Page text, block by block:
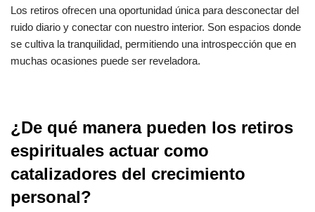
Los retiros ofrecen una oportunidad única para desconectar del
ruido diario y conectar con nuestro interior. Son espacios donde
se cultiva la tranquilidad, permitiendo una introspección que en
muchas ocasiones puede ser reveladora.
¿De qué manera pueden los retiros
espirituales actuar como
catalizadores del crecimiento
personal?